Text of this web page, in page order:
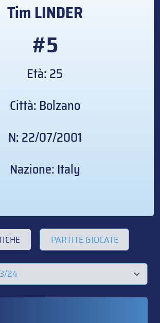
Tim LINDER
#5
Età: 25
Città: Bolzano
N: 22/07/2001
Nazione: Italy
PARTITE GIOCATE